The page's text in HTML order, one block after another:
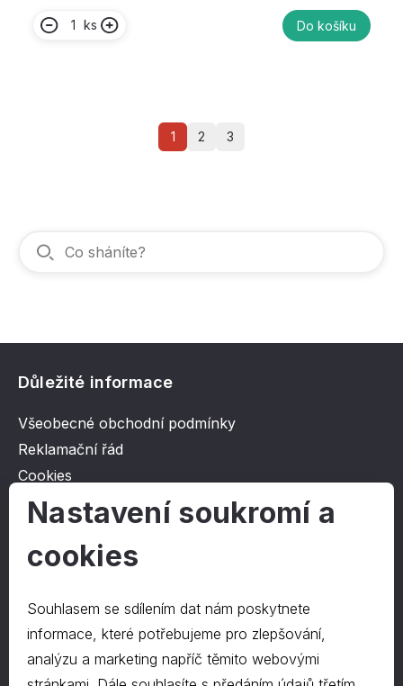
ks Do košíku
1 2 3
Důležité informace
Všeobecné obchodní podmínky
Reklamační řád
Cookies
Ochrana osobních údajů
O společnosti
Kontakt
O nás
Nastavení soukromí a
cookies
Souhlasem se sdílením dat nám poskytnete
informace, které potřebujeme pro zlepšování,
analýzu a marketing napříč těmito webovými